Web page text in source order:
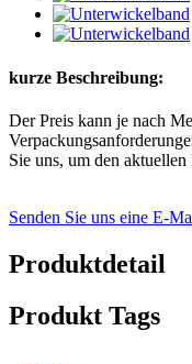
kurze Beschreibung:
Der Preis kann je nach
Sie uns, um den aktuellen
Senden Sie uns eine E-
Produktdetail
Produkt Tags